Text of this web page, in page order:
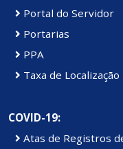
Portal do Servidor
Portarias
PPA
Taxa de Localização
COVID-19:
Atas de Registros